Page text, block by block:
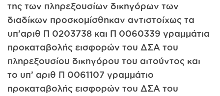
της των πληρεξουσίων δικηγόρων των
διαδίκων προσκομίσθηκαν αντιστοίχως τα
υπ’αριθ Π 0203738 και Π 0060339 γραμμάτια
προκαταβολής εισφορών του ΔΣΑ του
πληρεξουσίου δικηγόρου του αιτούντος και
το υπ’ αριθ Π 0061107 γραμμάτιο
προκαταβολής εισφορών του ΔΣΑ του